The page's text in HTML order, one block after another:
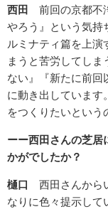
西田
前回の京都不
やろう』という気持
ルミナティ篇を上演
まうと苦労してし
ない』『新たに前回
に動き出しています
をつくりたいという
ーー西田さんの芝居
かがでしたか？
樋口
西田さんから
なりに色々提示して